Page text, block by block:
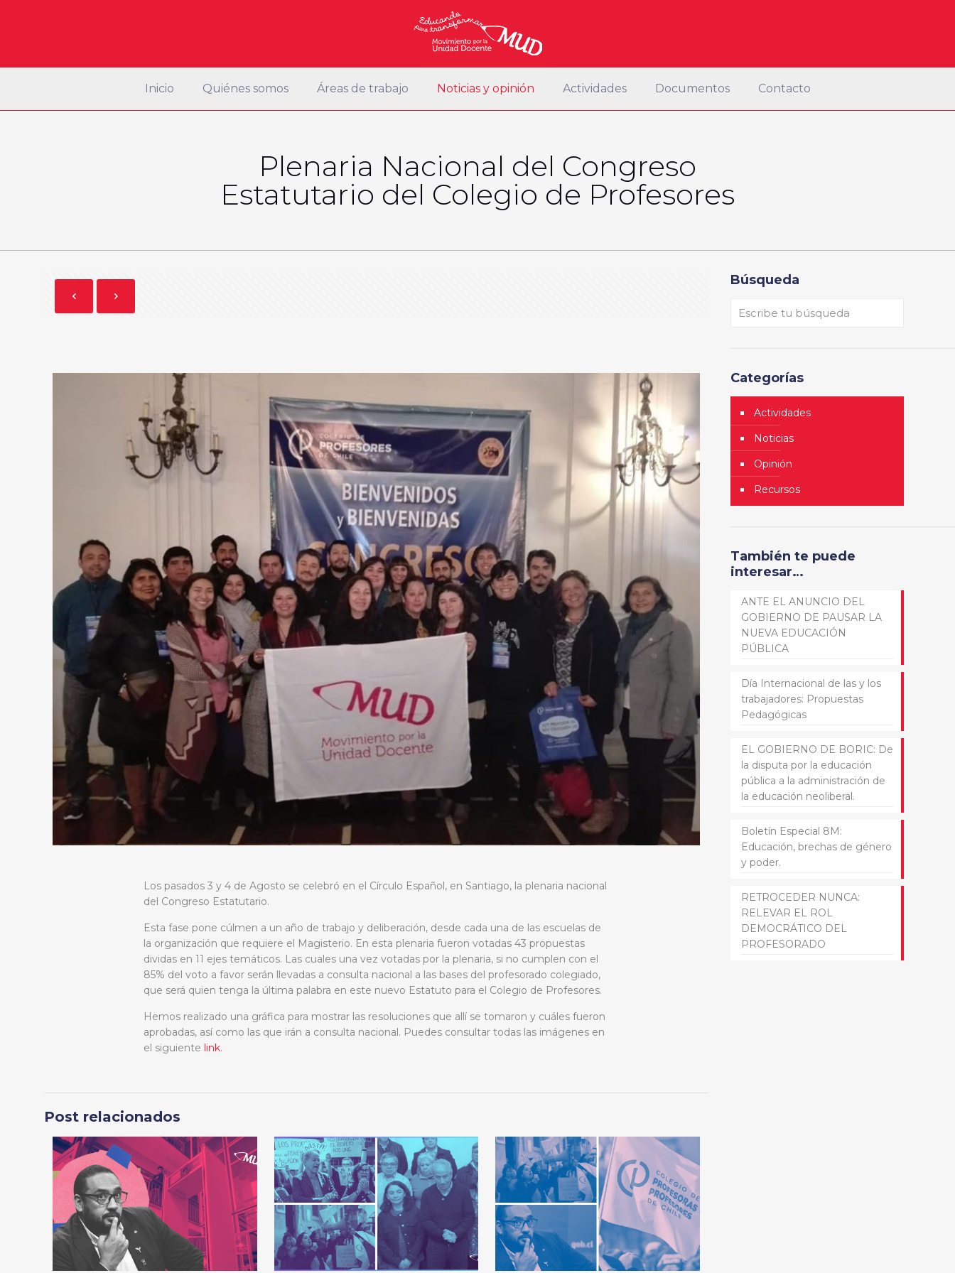
Inicio Quiénes somos Áreas de trabajo Noticias y opinión Actividades Documentos Contacto
Plenaria Nacional del Congreso
Estatutario del Colegio de Profesores
Los pasados 3 y 4 de Agosto se celebró en el Círculo Español, en Santiago, la plenaria nacional
del Congreso Estatutario.
Esta fase pone cúlmen a un año de trabajo y deliberación, desde cada una de las escuelas de
la organización que requiere el Magisterio. En esta plenaria fueron votadas 43 propuestas
dividas en 11 ejes temáticos. Las cuales una vez votadas por la plenaria, si no cumplen con el
85% del voto a favor serán llevadas a consulta nacional a las bases del profesorado colegiado,
que será quien tenga la última palabra en este nuevo Estatuto para el Colegio de Profesores.
Hemos realizado una gráfica para mostrar las resoluciones que allí se tomaron y cuáles fueron
aprobadas, así como las que irán a consulta nacional. Puedes consultar todas las imágenes en
el siguiente link.
Post relacionados
Búsqueda
Categorías
Actividades
Noticias
Opinión
Recursos
También te puede
interesar…
ANTE EL ANUNCIO DEL
GOBIERNO DE PAUSAR LA
NUEVA EDUCACIÓN
PÚBLICA
Día Internacional de las y los
trabajadores: Propuestas
Pedagógicas
EL GOBIERNO DE BORIC: De
la disputa por la educación
pública a la administración de
la educación neoliberal.
Boletín Especial 8M:
Educación, brechas de género
y poder.
RETROCEDER NUNCA:
RELEVAR EL ROL
DEMOCRÁTICO DEL
PROFESORADO